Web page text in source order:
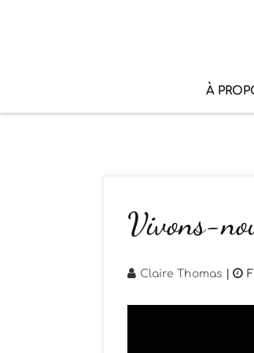
À
Vivons-
Claire Thomas